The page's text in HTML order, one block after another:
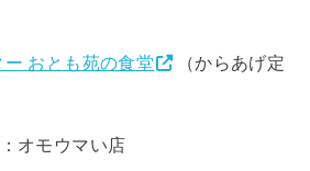
おとも苑の食堂
（からあげ定
オモウマい店